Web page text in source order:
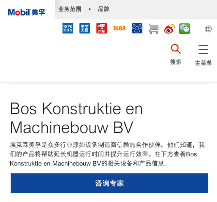
业务范围 • 品牌
主菜单
搜索
Bos Konstruktie en
Machinebouw BV
埃克森美孚是众多行业原始设备制造商信赖的合作伙伴。他们知道，我
们的产品将帮助延长机器运行时间并提升运行效率。在下方查看Bos
Konstruktie en Machinebouw BV的相关设备和产品信息.
咨询专家